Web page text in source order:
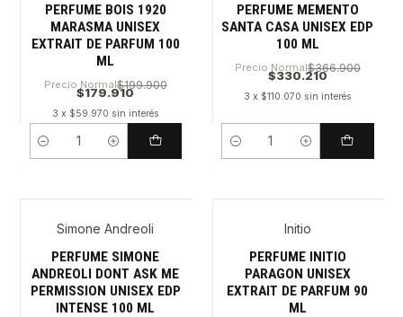
PERFUME BOIS 1920
MARASMA UNISEX
EXTRAIT DE PARFUM 100
ML
Precio Normal$199.900
$179.910
3 x $59.970 sin interés
Cantidad
PERFUME MEMENTO
SANTA CASA UNISEX EDP
100 ML
Precio Normal$366.900
$330.210
3 x $110.070 sin interés
Cantidad
Simone Andreoli
PERFUME SIMONE
ANDREOLI DONT ASK ME
PERMISSION UNISEX EDP
INTENSE 100 ML
Initio
PERFUME INITIO
PARAGON UNISEX
EXTRAIT DE PARFUM 90
ML